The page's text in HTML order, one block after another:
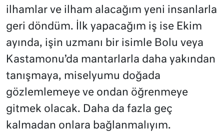
ilhamlar ve ilham alacağım yeni insanlarla
geri döndüm. İlk yapacağım iş ise Ekim
ayında, işin uzmanı bir isimle Bolu veya
Kastamonu’da mantarlarla daha yakından
tanışmaya, miselyumu doğada
gözlemlemeye ve ondan öğrenmeye
gitmek olacak. Daha da fazla geç
kalmadan onlara bağlanmalıyım.